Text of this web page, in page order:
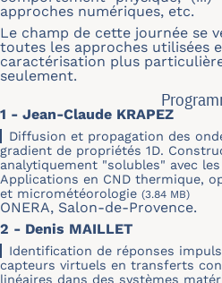
approches numériques, etc.
Le champ de cette journée se
toutes les approches utilisées
caractérisation plus
seulement.
1 - Jean-Claude KRAPEZ
Diffusion et propagation des
gradient de propriétés 1D.
analytiquement "solubles" avec
Applications en CND thermique,
et micrométéorologie (3.84 MB)
ONERA, Salon-de-Provence.
2 - Denis MAILLET
Identification de réponses
capteurs virtuels en transferts
linéaires dans des systèmes